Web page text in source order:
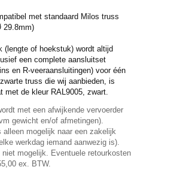
met standaard Milos truss
29.8mm)
(lengte of hoekstuk) wordt altijd
een complete aansluitset
en R-veeraansluitingen) voor één
truss die wij aanbieden, is
met de kleur RAL9005, zwart.
met een afwijkende vervoerder
gewicht en/of afmetingen).
alleen mogelijk naar een zakelijk
werkdag iemand aanwezig is).
niet mogelijk. Eventuele retourkosten
ex. BTW.